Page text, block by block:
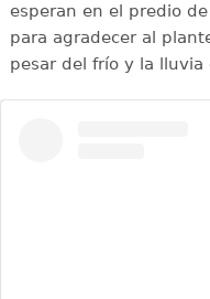
esperan en el predio
para agradecer al
pesar del frío y la lluvia